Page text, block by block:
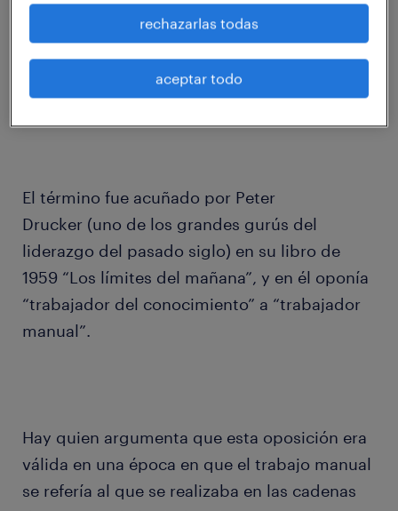
predicciones apuntan a que la inmensa
mayoría de los trabajadores en todo el
mundo serán trabajadores del
conocimiento en un futuro muy próximo.
El término fue acuñado por Peter
Drucker (uno de los grandes gurús del
liderazgo del pasado siglo) en su libro de
1959 “Los límites del mañana”, y en él oponía
“trabajador del conocimiento” a “trabajador
manual”.
Hay quien argumenta que esta oposición era
válida en una época en que el trabajo manual
se refería al que se realizaba en las cadenas
rechazarlas todas
aceptar todo